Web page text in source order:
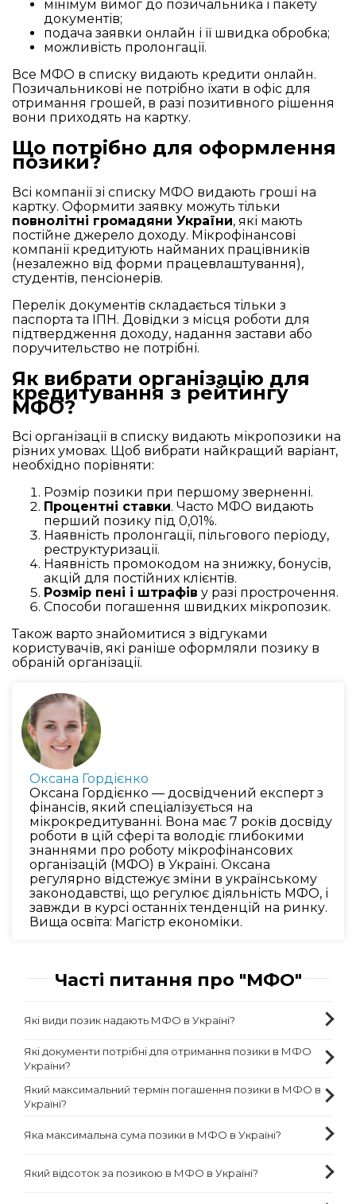
мінімум вимог до позичальника і пакету
документів;
подача заявки онлайн і її швидка обробка;
можливість пролонгації.
Все МФО в списку видають кредити онлайн.
Позичальникові не потрібно їхати в офіс для
отримання грошей, в разі позитивного рішення
вони приходять на картку.
Що потрібно для оформлення
позики?
Всі компанії зі списку МФО видають гроші на
картку. Оформити заявку можуть тільки
повнолітні громадяни України, які мають
постійне джерело доходу. Мікрофінансові
компанії кредитують найманих працівників
(незалежно від форми працевлаштування),
студентів, пенсіонерів.
Перелік документів складається тільки з
паспорта та ІПН. Довідки з місця роботи для
підтвердження доходу, надання застави або
поручительство не потрібні.
Як вибрати організацію для
кредитування з рейтингу
МФО?
Всі організації в списку видають мікропозики на
різних умовах. Щоб вибрати найкращий варіант,
необхідно порівняти:
Розмір позики при першому зверненні.
Процентні ставки. Часто МФО видають
перший позику під 0,01%.
Наявність пролонгації, пільгового періоду,
реструктуризації.
Наявність промокодом на знижку, бонусів,
акцій для постійних клієнтів.
Розмір пені і штрафів у разі прострочення.
Способи погашення швидких мікропозик.
Також варто знайомитися з відгуками
користувачів, які раніше оформляли позику в
обраній організації.
Оксана Гордієнко
Оксана Гордієнко — досвідчений експерт з
фінансів, який спеціалізується на
мікрокредитуванні. Вона має 7 років досвіду
роботи в цій сфері та володіє глибокими
знаннями про роботу мікрофінансових
організацій (МФО) в Україні. Оксана
регулярно відстежує зміни в українському
законодавстві, що регулює діяльність МФО, і
завжди в курсі останніх тенденцій на ринку.
Вища освіта: Магістр економіки.
Часті питання про "МФО"
Які види позик надають МФО в Україні?
Які документи потрібні для отримання позики в МФО
України?
Який максимальний термін погашення позики в МФО в
Україні?
Яка максимальна сума позики в МФО в Україні?
Який відсоток за позикою в МФО в Україні?